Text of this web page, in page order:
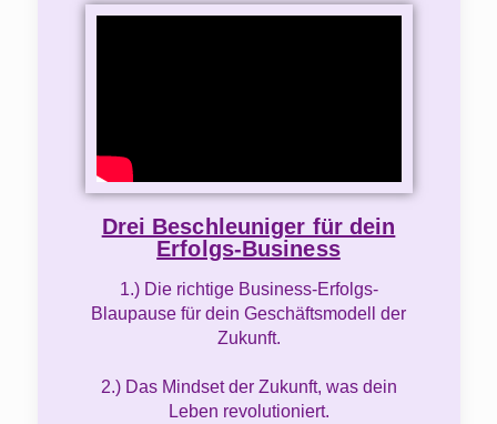
Drei Beschleuniger für dein
Erfolgs-Business
1.) Die richtige Business-Erfolgs-
Blaupause für dein Geschäftsmodell der
Zukunft.
2.) Das Mindset der Zukunft, was dein
Leben revolutioniert.